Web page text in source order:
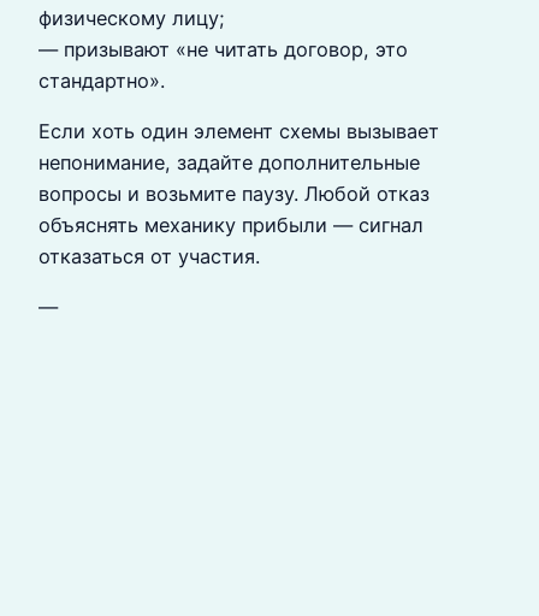
физическому лицу;
— призывают «не читать договор, это
стандартно».
Если хоть один элемент схемы вызывает
непонимание, задайте дополнительные
вопросы и возьмите паузу. Любой отказ
объяснять механику прибыли — сигнал
отказаться от участия.
—